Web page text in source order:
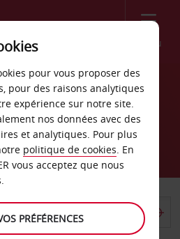
Menu
Vaasa
pour vous proposer des
pour des raisons analytiques
expérience sur notre site.
nos données avec des
et analytiques. Pour plus
politique de cookies. En
vous acceptez que nous
PRÉFÉRENCES